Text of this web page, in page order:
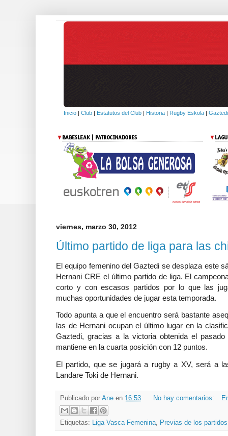
Inicio | Club | Estatutos del Club | Historia | Rugby Eskola |
viernes, marzo 30, 2012
Último partido de liga para las
El equipo femenino del Gaztedi se desplaza este
Hernani CRE el último partido de liga. El
corto y con escasos partidos por lo que las
muchas oportunidades de jugar esta temporada.
Todo apunta a que el encuentro será bastante
las de Hernani ocupan el último lugar en la
Gaztedi, gracias a la victoria obtenida el
mantiene en la cuarta posición con 12 puntos.
El partido, que se jugará a rugby a XV, será a
Landare Toki de Hernani.
Publicado por Ane en 16:53 No hay comentarios:
Etiquetas: Liga Vasca Femenina, Previas de los partidos